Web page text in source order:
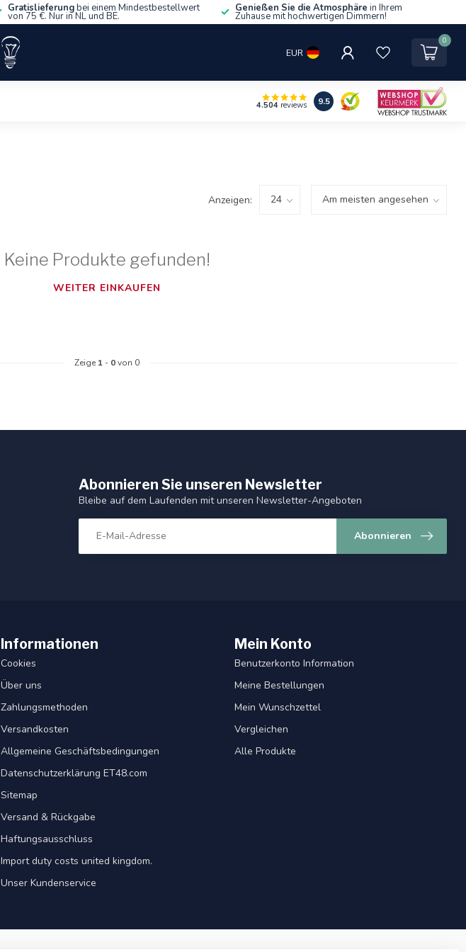
Gratislieferungbei einem Mindestbestellwert
von 75 €. Nur in NL und BE.
Genießen Sie die Atmosphäre in Ihrem
Zuhause mit hochwertigen Dimmern!
EUR
0
4.504 reviews 9.5
Anzeigen:
Keine Produkte gefunden!
WEITER EINKAUFEN
Zeige 1 - 0von 0
Abonnieren Sie unseren Newsletter
Bleibe auf dem Laufenden mit unseren Newsletter-Angeboten
Abonnieren
Informationen
Cookies
Über uns
Zahlungsmethoden
Versandkosten
Allgemeine Geschäftsbedingungen
Datenschutzerklärung ET48.com
Sitemap
Versand & Rückgabe
Haftungsausschluss
Import duty costs united kingdom.
Unser Kundenservice
Mein Konto
Benutzerkonto Information
Meine Bestellungen
Mein Wunschzettel
Vergleichen
Alle Produkte